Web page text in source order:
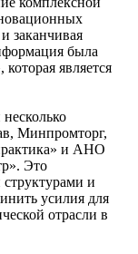
заканчивая
была
является
Минпромторг,
и АНО
Это
и
усилия для
отрасли в